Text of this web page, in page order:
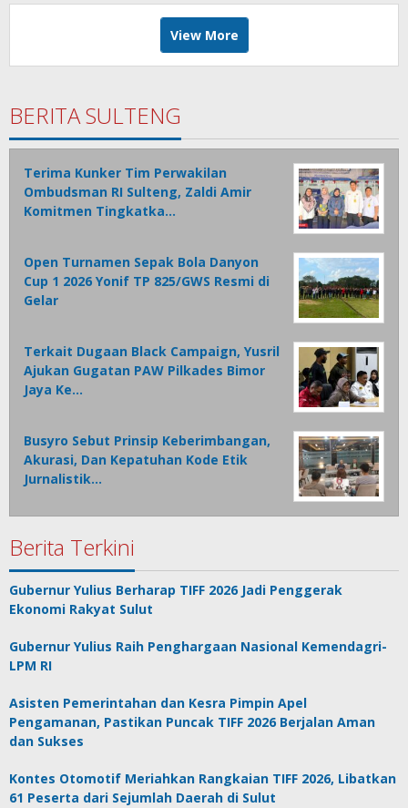
View More
BERITA SULTENG
Terima Kunker Tim Perwakilan
Ombudsman RI Sulteng, Zaldi Amir
Komitmen Tingkatka…
Open Turnamen Sepak Bola Danyon
Cup 1 2026 Yonif TP 825/GWS Resmi di
Gelar
Terkait Dugaan Black Campaign, Yusril
Ajukan Gugatan PAW Pilkades Bimor
Jaya Ke…
Busyro Sebut Prinsip Keberimbangan,
Akurasi, Dan Kepatuhan Kode Etik
Jurnalistik…
Berita Terkini
Gubernur Yulius Berharap TIFF 2026 Jadi Penggerak
Ekonomi Rakyat Sulut
Gubernur Yulius Raih Penghargaan Nasional Kemendagri-
LPM RI
Asisten Pemerintahan dan Kesra Pimpin Apel
Pengamanan, Pastikan Puncak TIFF 2026 Berjalan Aman
dan Sukses
Kontes Otomotif Meriahkan Rangkaian TIFF 2026, Libatkan
61 Peserta dari Sejumlah Daerah di Sulut